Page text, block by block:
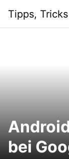
content
Tipps,
bei